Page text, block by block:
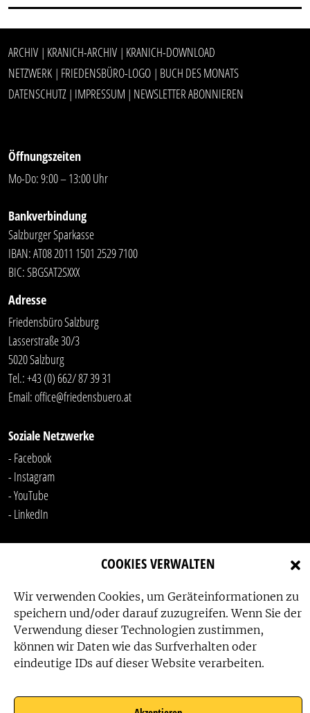
COOKIES VERWALTEN
Wir verwenden Cookies, um Geräteinformationen zu
speichern und/oder darauf zuzugreifen. Wenn Sie der
Verwendung dieser Technologien zustimmen,
können wir Daten wie das Surfverhalten oder
eindeutige IDs auf dieser Website verarbeiten.
ARCHIV | KRANICH-ARCHIV | KRANICH-DOWNLOAD
NETZWERK | FRIEDENSBÜRO-LOGO | BUCH DES MONATS
DATENSCHUTZ | IMPRESSUM | NEWSLETTER ABONNIEREN
Öffnungszeiten
Mo-Do: 9:00 – 13:00 Uhr
Bankverbindung
Salzburger Sparkasse
IBAN: AT08 2011 1501 2529 7100
BIC: SBGSAT2SXXX
Adresse
Friedensbüro Salzburg
Lasserstraße 30/3
5020 Salzburg
Tel.:+43 (0) 662/ 87 39 31
Email:office@friedensbuero.at
Soziale Netzwerke
- Facebook
- Instagram
- YouTube
- LinkedIn
Das Friedensbüro wird gefördert von: